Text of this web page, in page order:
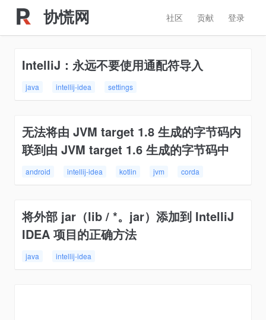
协慌网 登录
贡献
社区
IntelliJ：永远不要使用通配符导入
java intellij-idea settings
无法将由 JVM target 1.8 生成的字节码内
联到由 JVM target 1.6 生成的字节码中
android intellij-idea kotlin jvm corda
将外部 jar（lib / *。jar）添加到 IntelliJ
IDEA 项目的正确方法
java intellij-idea